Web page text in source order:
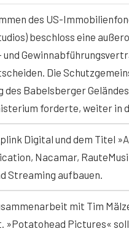
des US-
beschloss eine
Die
des Babelsberger
forderte, weiter in
Digital und dem Titel
Nacamar,
Streaming aufbauen.
mit Tim
Pictures«